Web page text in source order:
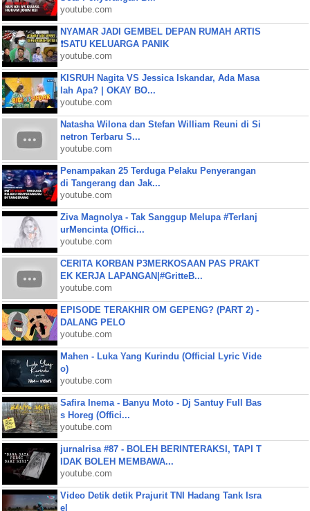
youtube.com
NYAMAR JADI GEMBEL DEPAN RUMAH ARTIS
❗SATU KELUARGA PANIK
youtube.com
KISRUH Nagita VS Jessica Iskandar, Ada Masa
lah Apa? | OKAY BO...
youtube.com
Natasha Wilona dan Stefan William Reuni di Si
netron Terbaru S...
youtube.com
Penampakan 25 Terduga Pelaku Penyerangan
di Tangerang dan Jak...
youtube.com
Ziva Magnolya - Tak Sanggup Melupa #Terlanj
urMencinta (Offici...
youtube.com
CERITA KORBAN P3MERKOSAAN PAS PRAKT
EK KERJA LAPANGAN|#GritteB...
youtube.com
EPISODE TERAKHIR OM GEPENG? (PART 2) -
DALANG PELO
youtube.com
Mahen - Luka Yang Kurindu (Official Lyric Vide
o)
youtube.com
Safira Inema - Banyu Moto - Dj Santuy Full Bas
s Horeg (Offici...
youtube.com
jurnalrisa #87 - BOLEH BERINTERAKSI, TAPI T
IDAK BOLEH MEMBAWA...
youtube.com
Video Detik detik Prajurit TNI Hadang Tank Isra
el